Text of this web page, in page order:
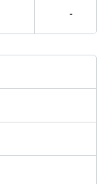
-
-